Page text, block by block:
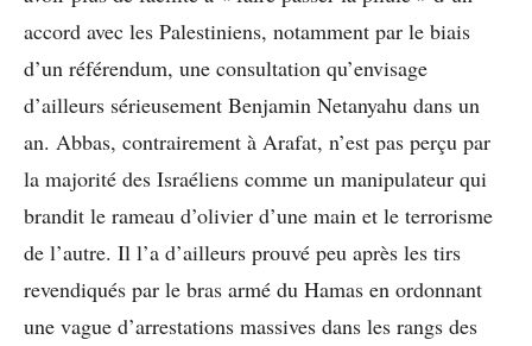
accord avec les Palestiniens, notamment par le biais
d’un référendum, une consultation qu’envisage
d’ailleurs sérieusement Benjamin Netanyahu dans un
an. Abbas, contrairement à Arafat, n’est pas perçu par
la majorité des Israéliens comme un manipulateur qui
brandit le rameau d’olivier d’une main et le terrorisme
de l’autre. Il l’a d’ailleurs prouvé peu après les tirs
revendiqués par le bras armé du Hamas en ordonnant
une vague d’arrestations massives dans les rangs des